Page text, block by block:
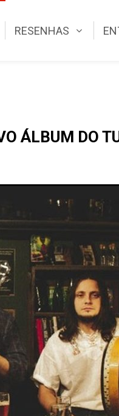
RESENHAS
ÁLBUM DO